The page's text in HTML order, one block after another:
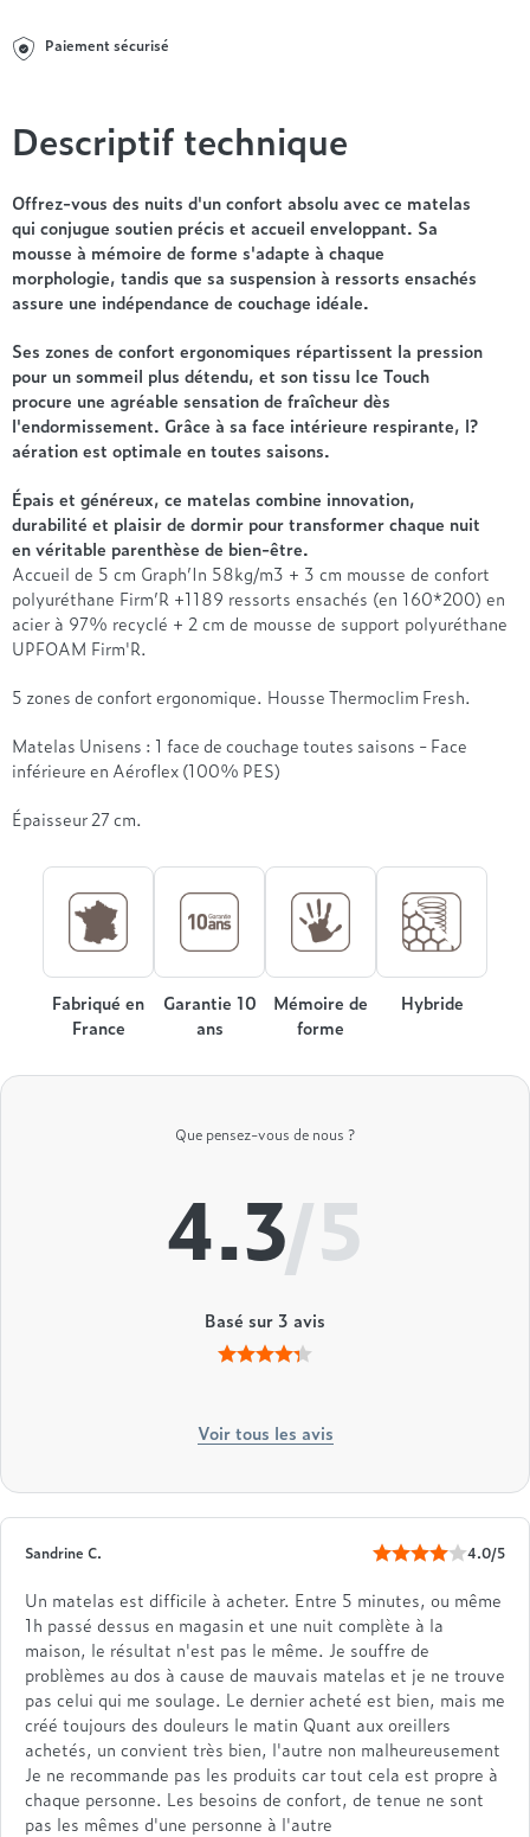
- de 1000€
Nos matelas par marque
André Renault
Beautyrest Luxury
Epeda
Ergotherm
Grand Litier
Hotel & Lodge
Simmons
Styldecor
Tempur
Treca
+ de 1500€
Entre 1000 et 1500€
+ de 1000€
Paiement sécurisé
Descriptif technique
Offrez-vous des nuits d'un confort absolu avec ce matelas
qui conjugue soutien précis et accueil enveloppant. Sa
mousse à mémoire de forme s'adapte à chaque
morphologie, tandis que sa suspension à ressorts ensachés
assure une indépendance de couchage idéale.
Ses zones de confort ergonomiques répartissent la pression
pour un sommeil plus détendu, et son tissu Ice Touch
procure une agréable sensation de fraîcheur dès
l'endormissement. Grâce à sa face intérieure respirante, l?
aération est optimale en toutes saisons.
Épais et généreux, ce matelas combine innovation,
durabilité et plaisir de dormir pour transformer chaque nuit
en véritable parenthèse de bien-être.
Accueil de 5 cm Graph’In 58kg/m3 + 3 cm mousse de confort
polyuréthane Firm’R +1189 ressorts ensachés (en 160*200) en
acier à 97% recyclé + 2 cm de mousse de support polyuréthane
UPFOAM Firm'R.
5 zones de confort ergonomique. Housse Thermoclim Fresh.
Matelas Unisens : 1 face de couchage toutes saisons - Face
inférieure en Aéroflex (100% PES)
Épaisseur 27 cm.
Fabriqué en
France
Garantie 10
ans
Mémoire de
forme
Hybride
Que pensez-vous de nous ?
4.3/5
Basé sur 3 avis
Voir tous les avis
Sandrine C. 4.0/5
Un matelas est difficile à acheter. Entre 5 minutes, ou même
1h passé dessus en magasin et une nuit complète à la
maison, le résultat n'est pas le même. Je souffre de
problèmes au dos à cause de mauvais matelas et je ne trouve
pas celui qui me soulage. Le dernier acheté est bien, mais me
créé toujours des douleurs le matin Quant aux oreillers
achetés, un convient très bien, l'autre non malheureusement
Je ne recommande pas les produits car tout cela est propre à
chaque personne. Les besoins de confort, de tenue ne sont
pas les mêmes d'une personne à l'autre